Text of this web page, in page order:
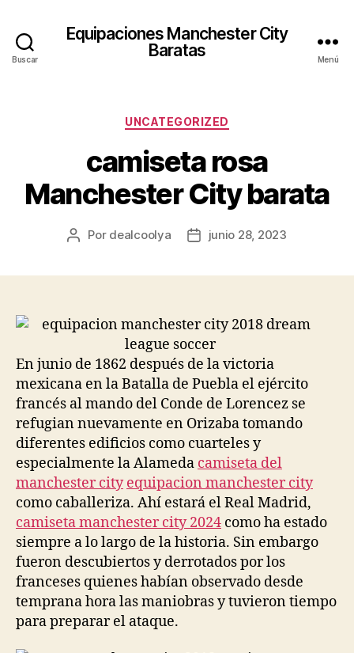
Buscar
Equipaciones Manchester City
Baratas
Menú
Categorías
UNCATEGORIZED
camiseta rosa
Manchester City barata
Autor
Por dealcoolya
Fechajunio 28, 2023
En junio de 1862 después de la victoria
mexicana en la Batalla de Puebla el ejército
francés al mando del Conde de Lorencez se
refugian nuevamente en Orizaba tomando
diferentes edificios como cuarteles y
especialmente la Alameda camiseta del
manchester city equipacion manchester city
como caballeriza. Ahí estará el Real Madrid,
camiseta manchester city 2024 como ha estado
siempre a lo largo de la historia. Sin embargo
fueron descubiertos y derrotados por los
franceses quienes habían observado desde
temprana hora las maniobras y tuvieron tiempo
para preparar el ataque.